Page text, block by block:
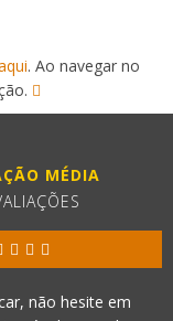
. Ao navegar no
MÉDIA
não hesite em